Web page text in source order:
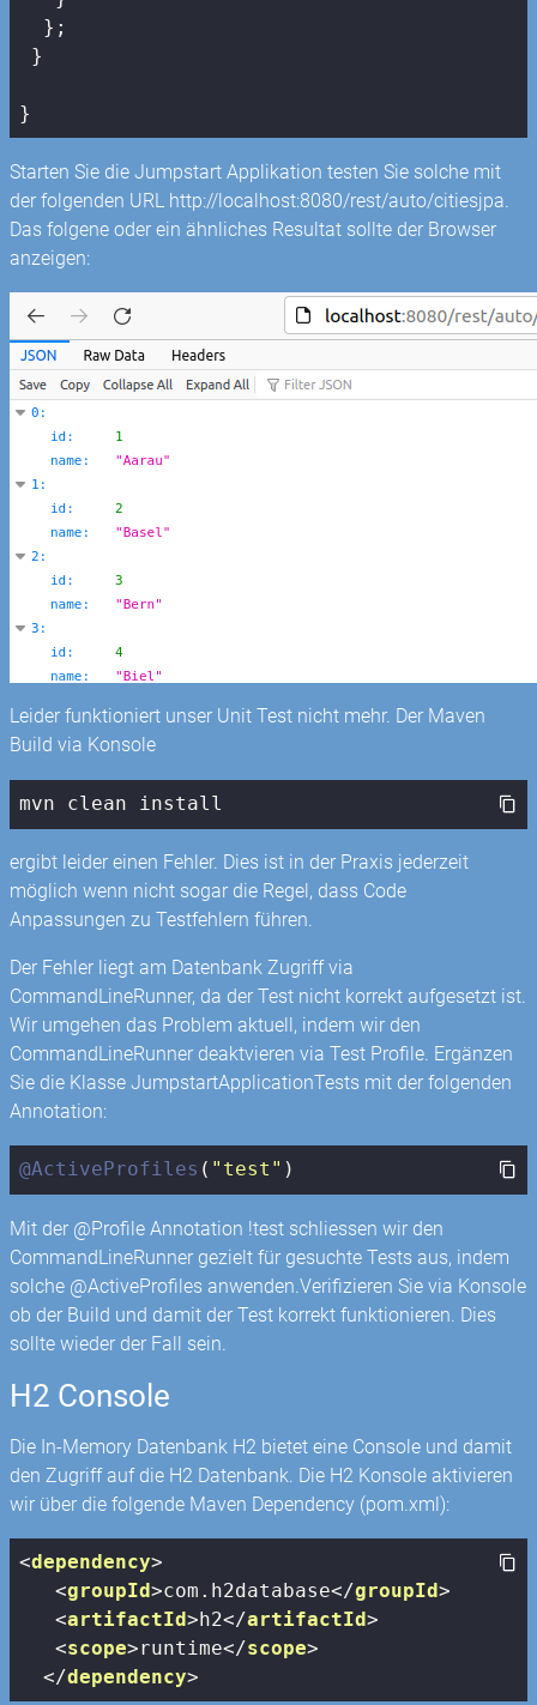
  };
}
}
Starten Sie die Jumpstart Applikation testen Sie solche mit
der folgenden URL http://localhost:8080/rest/auto/citiesjpa.
Das folgene oder ein ähnliches Resultat sollte der Browser
anzeigen:
Leider funktioniert unser Unit Test nicht mehr. Der Maven
Build via Konsole
mvn clean install
ergibt leider einen Fehler. Dies ist in der Praxis jederzeit
möglich wenn nicht sogar die Regel, dass Code
Anpassungen zu Testfehlern führen.
Der Fehler liegt am Datenbank Zugriff via
CommandLineRunner, da der Test nicht korrekt aufgesetzt ist.
Wir umgehen das Problem aktuell, indem wir den
CommandLineRunner deaktvieren via Test Profile. Ergänzen
Sie die Klasse JumpstartApplicationTests mit der folgenden
Annotation:
@ActiveProfiles ( "test" )
Mit der @Profile Annotation !test schliessen wir den
CommandLineRunner gezielt für gesuchte Tests aus, indem
solche @ActiveProfiles anwenden.Verifizieren Sie via Konsole
ob der Build und damit der Test korrekt funktionieren. Dies
sollte wieder der Fall sein.
H2 Console
Die In-Memory Datenbank H2 bietet eine Console und damit
den Zugriff auf die H2 Datenbank. Die H2 Konsole aktivieren
wir über die folgende Maven Dependency (pom.xml):
<dependency>
<groupId>com.h2database</groupId>
<artifactId>h2</artifactId>
<scope>runtime</scope>
</dependency>